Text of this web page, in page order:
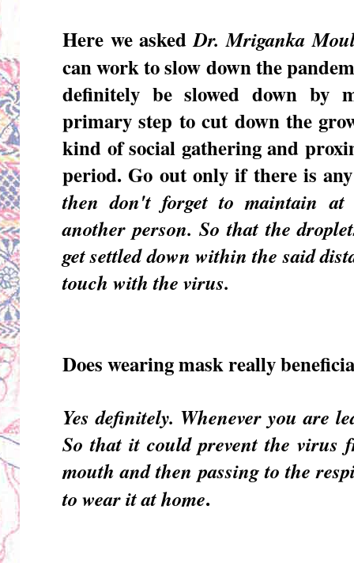
Here we askedDr. Mriganka
can work to slow down the
definitely be slowed down by
primary step to cut down the
kind of social gathering and
period. Go out only if there is
then don't forget to maintain
another person. So that the
get settled down within the said
touch with the virus.
Does wearing mask really
Yes definitely. Whenever you are
So that it could prevent the virus
mouth and then passing to the
to wear it at home.